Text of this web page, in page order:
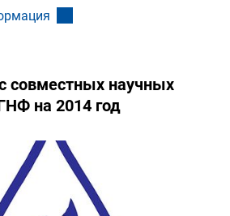
совместных научных
на 2014 год